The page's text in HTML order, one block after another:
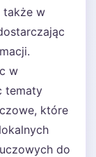
także w
w
tematy
które
do